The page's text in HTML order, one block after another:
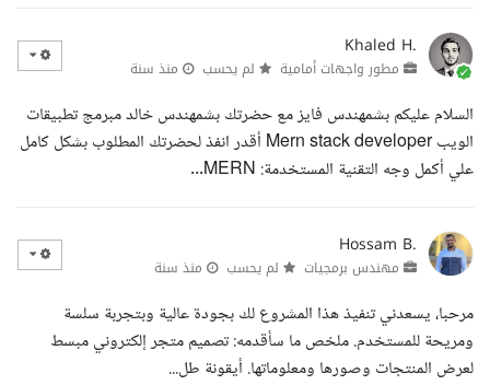
Khaled H.
مطور واجهات أمامية لم يحسب منذ سنة
السلام عليكم بشمهندس فايز مع حضرتك بشمهندس خالد مبرمج تطبيقات
الويب Mern stack developer أقدر انفذ لحضرتك المطلوب بشكل كامل
علي أكمل وجه التقنية المستخدمة: MERN...
Hossam B.
مهندس برمجيات لم يحسب منذ سنة
مرحبا، يسعدني تنفيذ هذا المشروع لك بجودة عالية وبتجربة سلسة
ومريحة للمستخدم. ملخص ما سأقدمه: تصميم متجر إلكتروني مبسط
لعرض المنتجات وصورها ومعلوماتها. أيقونة طل...